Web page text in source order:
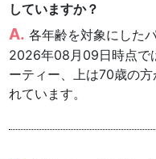
していますか？
各年齢を対象にした
2026年08月09日時点で
ーティー、上は70歳の
れています。